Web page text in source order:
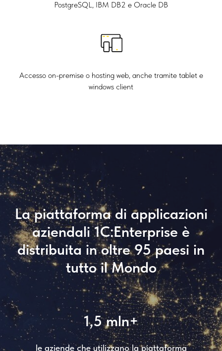
PostgreSQL, IBM DB2 e Oracle DB
Accesso on-premise o hosting web, anche tramite tablet e
windows client
La piattaforma di applicazioni
aziendali 1C:Enterprise è
distribuita in oltre 95 paesi in
tutto il Mondo
1,5 mln+
le aziende che utilizzano la piattaforma